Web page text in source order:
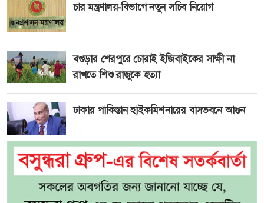
চার মন্ত্রণালয়-বিভাগে নতুন সচিব নিয়োগ
বগুড়ার শেরপুরে চোরাই ইজিবাইকের সাক্ষী না
রাখতে শিশু রাজুকে হত্যা
ঢাকায় পাকিস্তান হাইকমিশনারের বাসভবনে আগুন